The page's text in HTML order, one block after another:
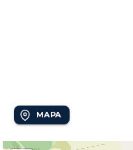
MAPA